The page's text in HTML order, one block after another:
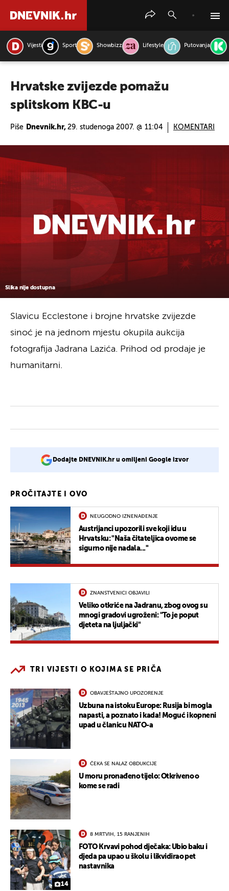
Vijesti Sport Showbizz Lifestyle Putovanja
Hrvatske zvijezde pomažu
splitskom KBC-u
Piše Dnevnik.hr, 29. studenoga 2007. @ 11:04 KOMENTARI
Slika nije dostupna
Slavicu Ecclestone i brojne hrvatske zvijezde
sinoć je na jednom mjestu okupila aukcija
fotografija Jadrana Lazića. Prihod od prodaje je
humanitarni.
Dodajte DNEVNIK.hr u omiljeni Google izvor
PROČITAJTE I OVO
NEUGODNO IZNENAĐENJE
Austrijanci upozorili sve koji idu u
Hrvatsku: "Naša čitateljica ovome se
sigurno nije nadala..."
ZNANSTVENICI OBJAVILI
Veliko otkriće na Jadranu, zbog ovog su
mnogi gradovi ugroženi: "To je poput
djeteta na ljuljački"
TRI VIJESTI O KOJIMA SE PRIČA
OBAVJEŠTAJNO UPOZORENJE
Uzbuna na istoku Europe: Rusija bi mogla
napasti, a poznato i kada! Moguć i kopneni
upad u članicu NATO-a
ČEKA SE NALAZ OBDUKCIJE
U moru pronađeno tijelo: Otkriveno o
kome se radi
14
8 MRTVIH, 15 RANJENIH
FOTO Krvavi pohod dječaka: Ubio baku i
djeda pa upao u školu i likvidirao pet
nastavnika
PRETRAŽITE VIJESTI